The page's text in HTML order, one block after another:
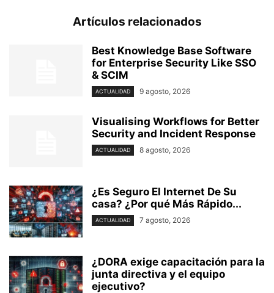
Artículos relacionados
Best Knowledge Base Software
for Enterprise Security Like SSO
& SCIM
ACTUALIDAD 9 agosto, 2026
Visualising Workflows for Better
Security and Incident Response
ACTUALIDAD 8 agosto, 2026
¿Es Seguro El Internet De Su
casa? ⁢¿Por qué Más Rápido...
ACTUALIDAD 7 agosto, 2026
¿DORA exige capacitación para la
junta directiva y el equipo
ejecutivo?